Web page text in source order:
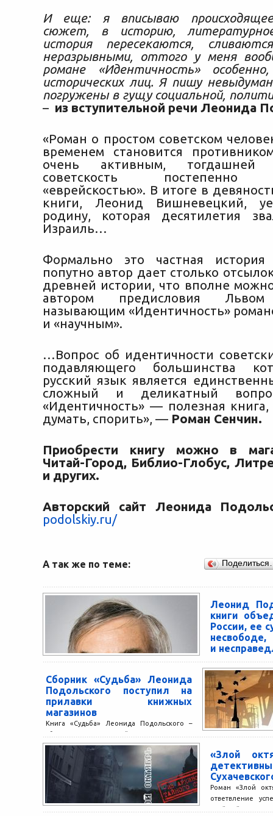
И еще: я вписываю
сюжет, в историю,
история пересекаются,
неразрывными, оттого у меня
романе «Идентичность»
исторических лиц. Я пишу
погружены в гущу социальной,
– из вступительной речи Леонида
«Роман о простом советском
временем становится
очень активным, тогдашней
советскость постепенно
«еврейскостью». В итоге в
книги, Леонид Вишневецкий,
родину, которая десятилетия
Израиль…
Формально это частная
попутно автор дает столько
древней истории, что вполне можно
автором предисловия
называющим «Идентичность»
и «научным».
…Вопрос об идентичности
подавляющего большинства
русский язык является
сложный и деликатный
«Идентичность» — полезная
думать, спорить», — Роман Сенчин.
Приобрести книгу можно в
Читай-Город, Библио-Глобус,
и других.
Авторский сайт Леонида
podolskiy.ru/
А так же по теме:
Леонид
книги
России, ее
несвободе,
и
Леонида
названиями:
сборник
насколько...
Сборник «Судьба» Леонида
Подольского поступил на
прилавки книжных
магазинов
Книга «Судьба» Леонида Подольского –
сборник, в который входят роман
«Эксперимент», публиковавшийся в
журнале «Москва», повести «Судьба»,
«Дурмашина», «Сказ про...
«Злой
Роман «Злой
ответвление
«Тайный Суд»